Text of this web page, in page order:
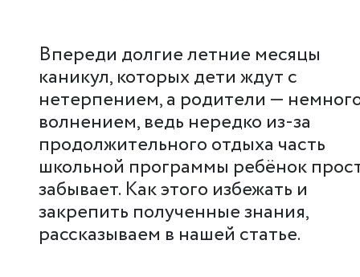
Впереди долгие летние месяцы
каникул, которых дети ждут с
нетерпением, а родители —
волнением, ведь нередко из-за
продолжительного отдыха часть
школьной программы ребёнок
забывает. Как этого избежать и
закрепить полученные знания,
рассказываем в нашей статье.